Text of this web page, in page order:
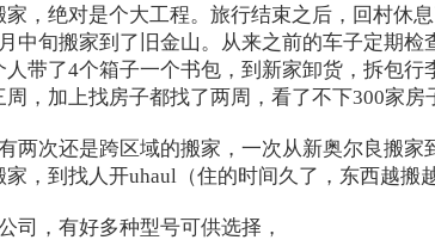
，绝对是个大工程。旅行结束之后，回村
中旬搬家到了旧金山。从来之前的车子定期
带了4个箱子一个书包，到新家卸货，拆包
，加上找房子都找了两周，看了不下300家
两次还是跨区域的搬家，一次从新奥尔良搬
，到找人开uhaul（住的时间久了，东西越
司，有好多种型号可供选择，